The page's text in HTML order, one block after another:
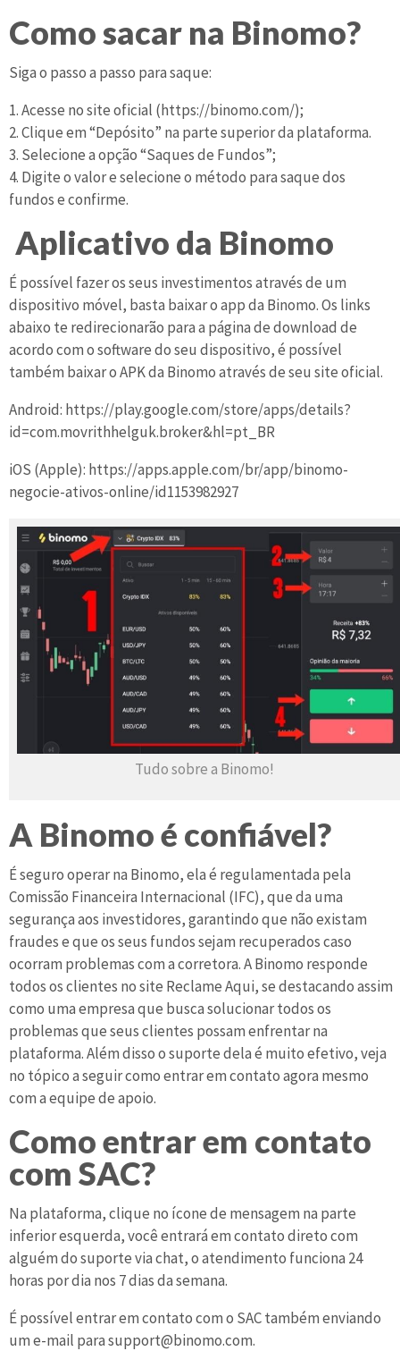
Como sacar na Binomo?
Siga o passo a passo para saque:
1. Acesse no site oficial (https://binomo.com/);
2. Clique em “Depósito” na parte superior da plataforma.
3. Selecione a opção “Saques de Fundos”;
4. Digite o valor e selecione o método para saque dos
fundos e confirme.
Aplicativo da Binomo
É possível fazer os seus investimentos através de um
dispositivo móvel, basta baixar o app da Binomo. Os links
abaixo te redirecionarão para a página de download de
acordo com o software do seu dispositivo, é possível
também baixar o APK da Binomo através de seu site oficial.
Android: https://play.google.com/store/apps/details?
id=com.movrithhelguk.broker&hl=pt_BR
iOS (Apple): https://apps.apple.com/br/app/binomo-
negocie-ativos-online/id1153982927
Tudo sobre a Binomo!
A Binomo é confiável?
É seguro operar na Binomo, ela é regulamentada pela
Comissão Financeira Internacional (IFC), que da uma
segurança aos investidores, garantindo que não existam
fraudes e que os seus fundos sejam recuperados caso
ocorram problemas com a corretora. A Binomo responde
todos os clientes no site Reclame Aqui, se destacando assim
como uma empresa que busca solucionar todos os
problemas que seus clientes possam enfrentar na
plataforma. Além disso o suporte dela é muito efetivo, veja
no tópico a seguir como entrar em contato agora mesmo
com a equipe de apoio.
Como entrar em contato
com SAC?
Na plataforma, clique no ícone de mensagem na parte
inferior esquerda, você entrará em contato direto com
alguém do suporte via chat, o atendimento funciona 24
horas por dia nos 7 dias da semana.
É possível entrar em contato com o SAC também enviando
um e-mail para support@binomo.com.